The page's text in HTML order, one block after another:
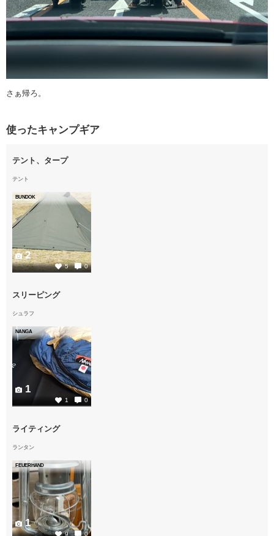
さぁ帰ろ。
使ったキャンプギア
テント、タープ
テント
BUNDOK
5 0
2
スリーピング
シュラフ
NANGA
1 0
1
ライティング
ランタン
FEUERHAND
9 0
1